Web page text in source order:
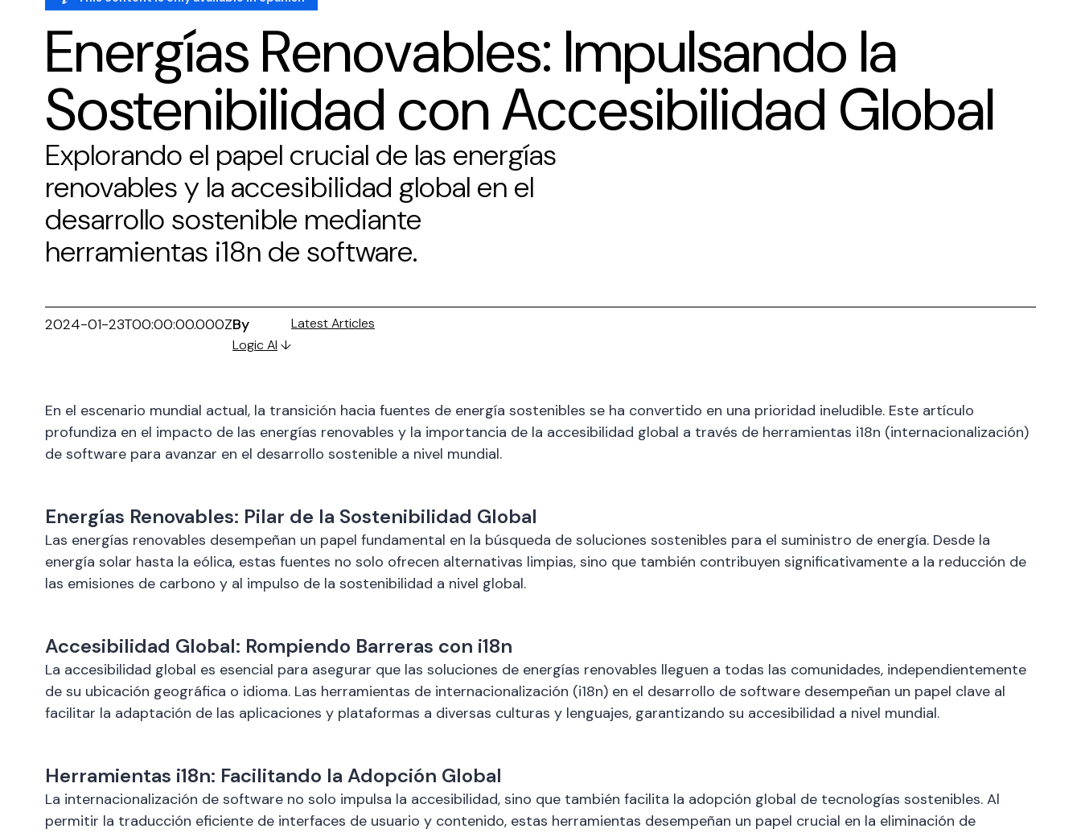
Energías Renovables: Impulsando la
Sostenibilidad con Accesibilidad Global
Explorando el papel crucial de las energías
renovables y la accesibilidad global en el
desarrollo sostenible mediante
herramientas i18n de software.
2024-01-23T00:00:00.000ZBy
Logic AI ↓
Latest Articles
En el escenario mundial actual, la transición hacia fuentes de energía sostenibles se ha convertido en una prioridad ineludible. Este artículo
profundiza en el impacto de las energías renovables y la importancia de la accesibilidad global a través de herramientas i18n (internacionalización)
de software para avanzar en el desarrollo sostenible a nivel mundial.
Energías Renovables: Pilar de la Sostenibilidad Global
Las energías renovables desempeñan un papel fundamental en la búsqueda de soluciones sostenibles para el suministro de energía. Desde la
energía solar hasta la eólica, estas fuentes no solo ofrecen alternativas limpias, sino que también contribuyen significativamente a la reducción de
las emisiones de carbono y al impulso de la sostenibilidad a nivel global.
Accesibilidad Global: Rompiendo Barreras con i18n
La accesibilidad global es esencial para asegurar que las soluciones de energías renovables lleguen a todas las comunidades, independientemente
de su ubicación geográfica o idioma. Las herramientas de internacionalización (i18n) en el desarrollo de software desempeñan un papel clave al
facilitar la adaptación de las aplicaciones y plataformas a diversas culturas y lenguajes, garantizando su accesibilidad a nivel mundial.
Herramientas i18n: Facilitando la Adopción Global
La internacionalización de software no solo impulsa la accesibilidad, sino que también facilita la adopción global de tecnologías sostenibles. Al
permitir la traducción eficiente de interfaces de usuario y contenido, estas herramientas desempeñan un papel crucial en la eliminación de